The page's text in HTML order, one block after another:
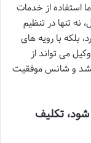
استفاده از خدمات
نه تنها در تنظیم
بلکه با رویه های
می تواند از
بخشد و شانس موفقیت
تکلیف